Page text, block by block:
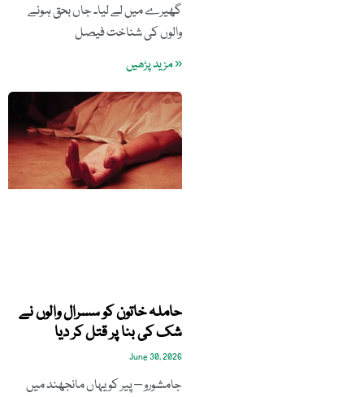
گھیرے میں لے لیا۔ جاں بحق ہونے
والوں کی شناخت فیصل
« مزید پڑھیں
حاملہ خاتون کو سسرال والوں نے
شک کی بنا پر قتل کر دیا
June 30, 2026
جامشورو – پیر کو یہاں مانجھند میں